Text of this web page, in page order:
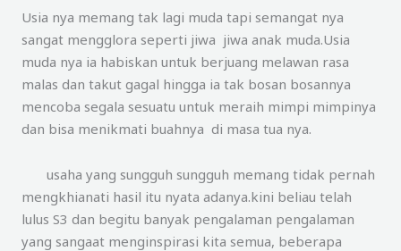
Usia nya memang tak lagi muda tapi semangat nya
sangat mengglora seperti jiwa jiwa anak muda.Usia
muda nya ia habiskan untuk berjuang melawan rasa
malas dan takut gagal hingga ia tak bosan bosannya
mencoba segala sesuatu untuk meraih mimpi mimpinya
dan bisa menikmati buahnya di masa tua nya.
usaha yang sungguh sungguh memang tidak pernah
mengkhianati hasil itu nyata adanya.kini beliau telah
lulus S3 dan begitu banyak pengalaman pengalaman
yang sangaat menginspirasi kita semua, beberapa